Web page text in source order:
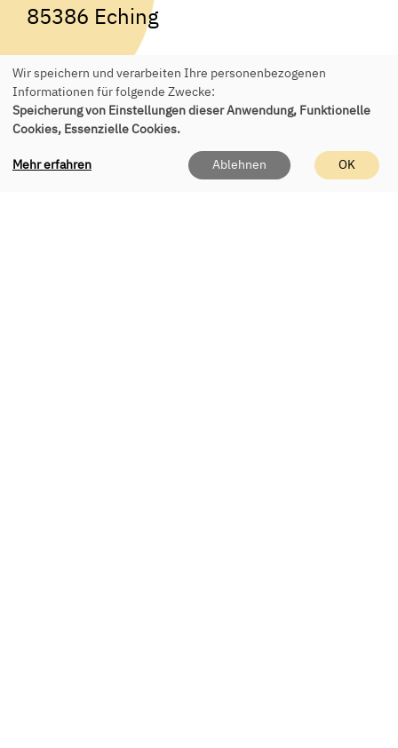
85386 Eching
Tel.:+49 89 541 955 150
E-Mail:office(at)vhs-eching.de
Wir speichern und verarbeiten Ihre personenbezogenen
Informationen für folgende Zwecke:
Speicherung von Einstellungen dieser Anwendung, Funktionelle
Cookies, Essenzielle Cookies.
Mehr erfahren Ablehnen OK